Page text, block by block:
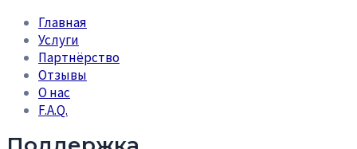
Главная
Услуги
Партнёрство
Отзывы
О нас
F.A.Q.